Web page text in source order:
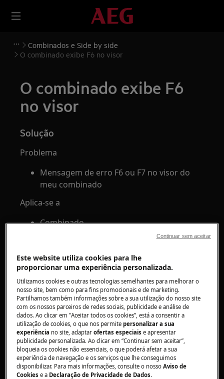
Combinados e Side by side
O combinado exibe F6 no visor
O combinado exibe F6
no visor
Solução
Problema
Mensagem de erro F6 ou F7 no visor do
meu combinado
Aplica-se a
Combinado
1. Verifique se a fonte de alimentação do
produto foi interrompida
2. Evite deixar a porta aberta durante longos
períodos de tempo
3. Verifique se a porta está totalmente
fechada
4. Verifique se o aparelho está a arrefecer
corretamente
Este website utiliza cookies para lhe
proporcionar uma experiência personalizada.
Utilizamos cookies e outras tecnologias semelhantes para melhorar o
nosso site, bem como para fins promocionais e de marketing.
Partilhamos também informações sobre a sua utilização do nosso site
com os nossos parceiros de redes sociais, publicidade e análise de
dados. Ao clicar em "Aceitar todos os cookies”, está a consentir a
utilização de cookies, o que nos permitepersonalizar a sua
experiência no site, adaptarofertas especiaise apresentar
publicidade personalizada. Ao clicar em “Continuar sem aceitar”,
bloqueia os cookies não essenciais, o que poderá afetar a sua
experiência de navegação e os serviços que lhe conseguimos
disponibilizar. Para mais informações, consulte o nossoAviso de
Cookies e a Declaração de Privacidade de Dados.
Continuar sem aceitar